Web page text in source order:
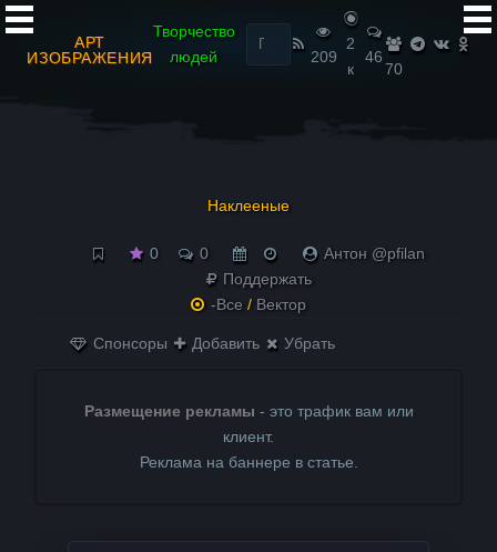
АРТ
ИЗОБРАЖЕНИЯ
Творчество
людей
Найти:
209
2
к
46
70
Наклееные
0 0
Антон @pfilan
Поддержать
-Все / Вектор
Спонсоры Добавить Убрать
Размещение рекламы - это трафик вам или
клиент.
Реклама на баннере в статье.